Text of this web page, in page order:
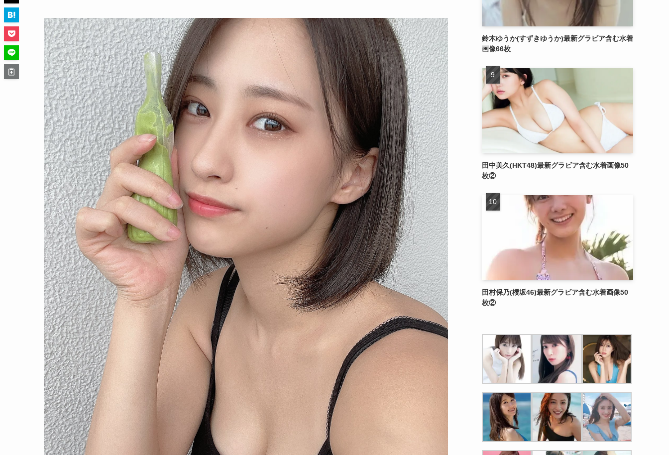
鈴木ゆうか(すずきゆうか)最新グラビア含む水着
画像66枚
田中美久(HKT48)最新グラビア含む水着画像50
枚②
田村保乃(櫻坂46)最新グラビア含む水着画像50
枚②